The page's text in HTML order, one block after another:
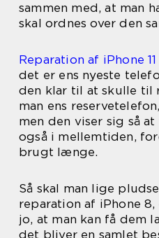
sammen med, at man
skal ordnes over den
Reparation af iPhone 11
det er ens nyeste
den klar til at skulle til
man ens
men den viser sig så
også i mellemtiden,
brugt længe.
Så skal man lige
reparation af iPhone
jo, at man kan få dem
det bliver en samlet